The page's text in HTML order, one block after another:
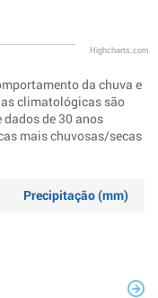
Highcharts.com
da chuva e
climatológicas são
de 30 anos
mais chuvosas/secas
Precipitação (mm)